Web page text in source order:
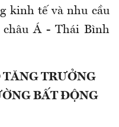
kinh tế và nhu cầu
châu Á - Thái Bình
TRƯỞNG
BẤT ĐỘNG